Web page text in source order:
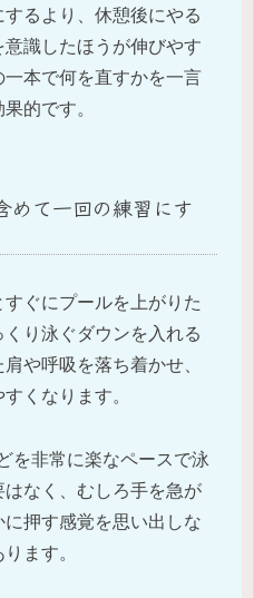
るより、休憩後にやる
識したほうが伸びやす
本で何を直すかを一言
的です。
めて一回の練習にす
ぐにプールを上がりた
り泳ぐダウンを入れる
や呼吸を落ち着かせ、
くなります。
を非常に楽なペースで泳
なく、むしろ手を急が
押す感覚を思い出しな
ます。